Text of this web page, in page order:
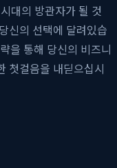
대의 방관자가 될 것
신의 선택에 달려있습
을 통해 당신의 비즈니
첫걸음을 내딛으십시